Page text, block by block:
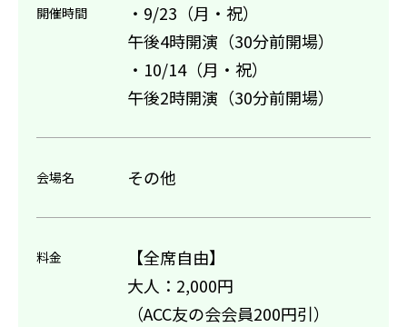
開催時間
・9/23（月・祝）
午後4時開演（30分前開場）
・10/14（月・祝）
午後2時開演（30分前開場）
会場名 その他
料金
【全席自由】
大人：2,000円
（ACC友の会会員200円引）